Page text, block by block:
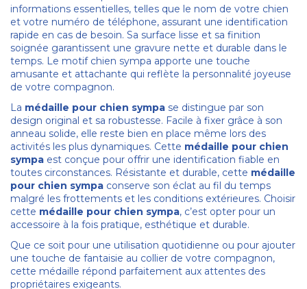
informations essentielles, telles que le nom de votre chien
et votre numéro de téléphone, assurant une identification
rapide en cas de besoin. Sa surface lisse et sa finition
soignée garantissent une gravure nette et durable dans le
temps. Le motif chien sympa apporte une touche
amusante et attachante qui reflète la personnalité joyeuse
de votre compagnon.
La médaille pour chien sympa se distingue par son
design original et sa robustesse. Facile à fixer grâce à son
anneau solide, elle reste bien en place même lors des
activités les plus dynamiques. Cette médaille pour chien
sympa est conçue pour offrir une identification fiable en
toutes circonstances. Résistante et durable, cette médaille
pour chien sympa conserve son éclat au fil du temps
malgré les frottements et les conditions extérieures. Choisir
cette médaille pour chien sympa, c’est opter pour un
accessoire à la fois pratique, esthétique et durable.
Que ce soit pour une utilisation quotidienne ou pour ajouter
une touche de fantaisie au collier de votre compagnon,
cette médaille répond parfaitement aux attentes des
propriétaires exigeants.